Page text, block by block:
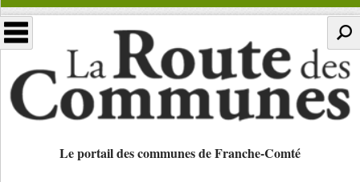
Le portail des communes de Franche-Comté